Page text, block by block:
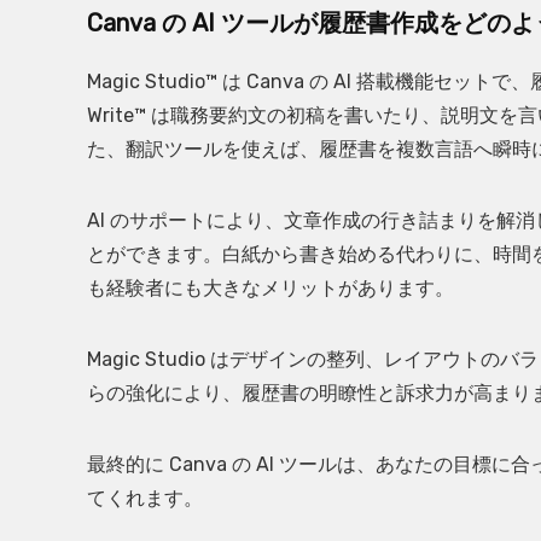
Canva の AI ツールが履歴書作成をどの
Magic Studio™ は Canva の AI 搭載機能セットで
Write™ は職務要約文の初稿を書いたり、説明文を
た、翻訳ツールを使えば、履歴書を複数言語へ瞬
AI のサポートにより、文章作成の行き詰まりを解
とができます。白紙から書き始める代わりに、時
も経験者にも大きなメリットがあります。
Magic Studio はデザインの整列、レイアウトのバ
らの強化により、履歴書の明瞭性と訴求力が高まり
最終的に Canva の AI ツールは、あなたの目標に
てくれます。